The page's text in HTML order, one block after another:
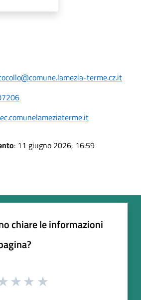
terme.cz.it
: 11 giugno 2026, 16:59
chiare le informazioni